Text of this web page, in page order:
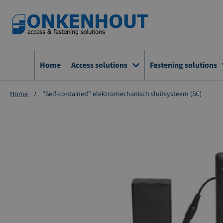
Home Access solutions Fastening solutions
Home "Self-contained" elektromechanisch sluitsysteem (SC)